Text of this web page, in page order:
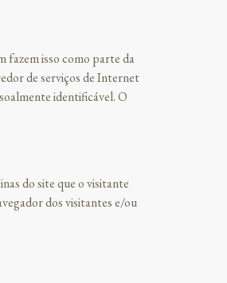
fazem isso como parte da
de serviços de Internet
identificável. O
do site que o visitante
dos visitantes e/ou